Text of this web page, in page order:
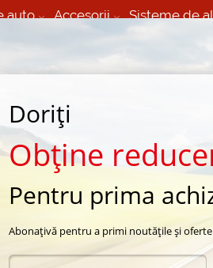
auto Accesorii Sisteme de
24/7 non
8"
Doriți
Obține
Pentru prima
Abonațivă pentru a primi noutățile și